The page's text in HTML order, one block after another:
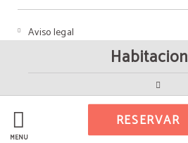
MENÚ
RESERVAR
Aviso legal
Powered by Keytel